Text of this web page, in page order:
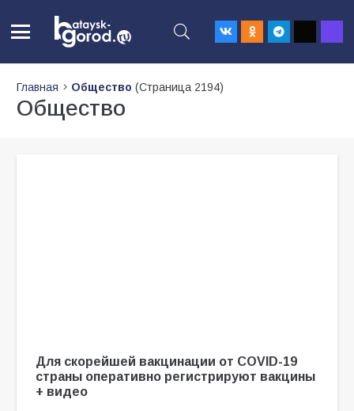
Главная Общество (Страница 2194)
Общество
Для скорейшей вакцинации от COVID-19
страны оперативно регистрируют вакцины
+ видео